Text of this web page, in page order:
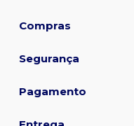
Compras
Segurança
Pagamento